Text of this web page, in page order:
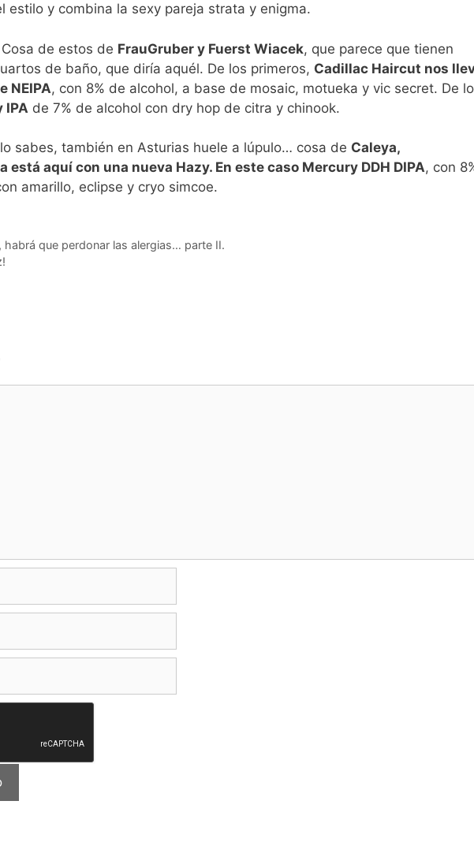
estilo y combina la sexy pareja strata y enigma.
de estos de FrauGruber y Fuerst Wiacek, que parece que tienen
de baño, que diría aquél. De los primeros, Cadillac Haircut nos
NEIPA, con 8% de alcohol, a base de mosaic, motueka y vic secret. De
IPA de 7% de alcohol con dry hop de citra y chinook.
sabes, también en Asturias huele a lúpulo… cosa de Caleya,
está aquí con una nueva Hazy. En este caso Mercury DDH DIPA, con
amarillo, eclipse y cryo simcoe.
habrá que perdonar las alergias… parte II.